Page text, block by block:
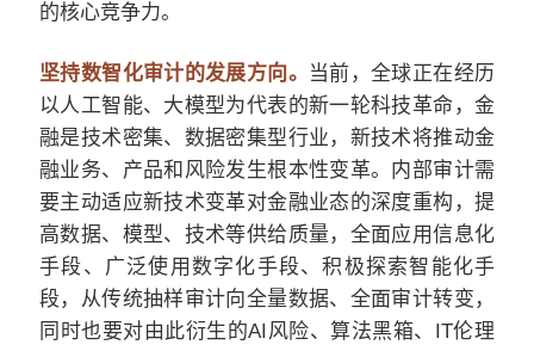
的核心竞争力。
坚持数智化审计的发展方向。
当前，全球正在经历
以人工智能、大模型为代表的新一轮科技革命，金
融是技术密集、数据密集型行业，新技术将推动金
融业务、产品和风险发生根本性变革。内部审计需
要主动适应新技术变革对金融业态的深度重构，提
高数据、模型、技术等供给质量，全面应用信息化
手段、广泛使用数字化手段、积极探索智能化手
段，从传统抽样审计向全量数据、全面审计转变，
同时也要对由此衍生的AI风险、算法黑箱、IT伦理